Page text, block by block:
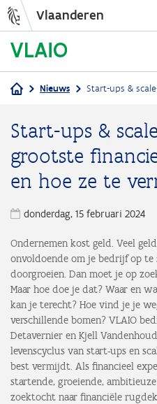
Vlaanderen
Nieuws Start-ups & scale-ups: de
Start-ups &
grootste
en hoe ze te
donderdag, 15 februari 2024
Ondernemen kost geld. Veel
onvoldoende om je bedrijf op
doorgroeien. Dan moet je op
Maar hoe doe je dat? Waar en
kan je terecht? Hoe vind je je
verschillende bomen? VLAIO
Detavernier en Kjell
levenscyclus van start-ups en
best vermijdt. Als financieel
startende, groeiende,
zoektocht naar financiële